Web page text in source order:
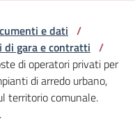
e dati /
di gara e contratti /
di operatori privati per
di arredo urbano,
territorio comunale.